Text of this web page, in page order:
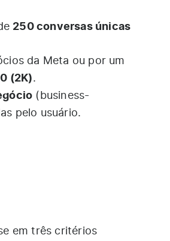
250 conversas únicas
da Meta ou por um
(2K).
(business-
pelo usuário.
em três critérios